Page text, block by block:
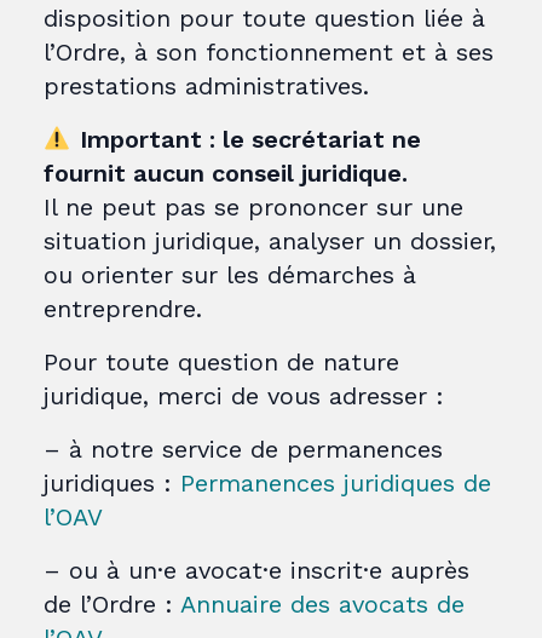
disposition pour toute question liée à
l’Ordre, à son fonctionnement et à ses
prestations administratives.
Important : le secrétariat ne
fournit aucun conseil juridique.
Il ne peut pas se prononcer sur une
situation juridique, analyser un dossier,
ou orienter sur les démarches à
entreprendre.
Pour toute question de nature
juridique, merci de vous adresser :
– à notre service de permanences
juridiques : Permanences juridiques de
l’OAV
– ou à un·e avocat·e inscrit·e auprès
de l’Ordre : Annuaire des avocats de